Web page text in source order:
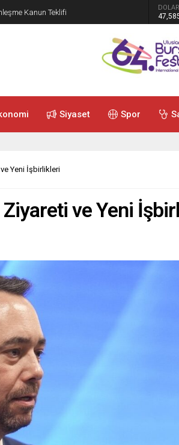
Kanun Teklifi DOLAR
Siyaset Spor
Yeni İşbirlikleri
ve Yeni